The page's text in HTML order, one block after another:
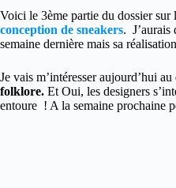
Voici le 3ème partie du dossier sur
conception de sneakers. J’aurais
semaine dernière mais sa
Je vais m’intéresser aujourd’hui au
folklore. Et Oui, les designers
entoure ! A la semaine prochaine